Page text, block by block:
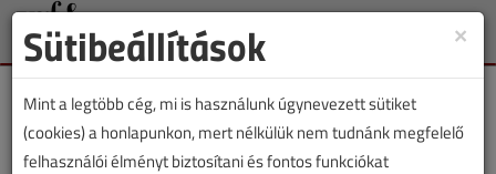
Toggle
×
Sütibeállítások
Mint a legtöbb cég, mi is használunk úgynevezett sütiket
(cookies) a honlapunkon, mert nélkülük nem tudnánk megfelelő
felhasználói élményt biztosítani és fontos funkciókat